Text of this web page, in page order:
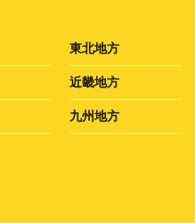
東北地方
近畿地方
九州地方